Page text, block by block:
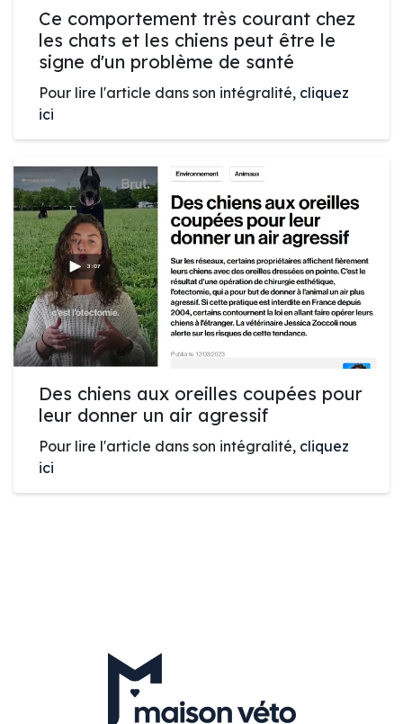
Ce comportement très courant chez
les chats et les chiens peut être le
signe d'un problème de santé
Pour lire l'article dans son intégralité, cliquez
ici
Des chiens aux oreilles coupées pour
leur donner un air agressif
Pour lire l'article dans son intégralité, cliquez
ici